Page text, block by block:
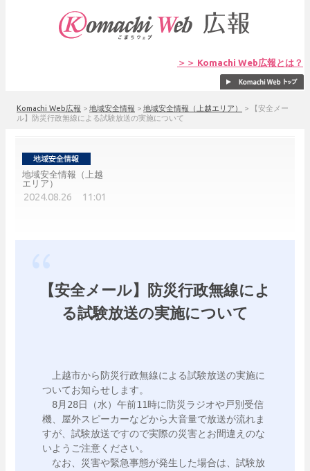
＞＞ Komachi Web広報とは？
Komachi Web広報 > 地域安全情報 > 地域安全情報（上越エリア） >
【安全メー
ル】防災行政無線による試験放送の実施について
地域安全情報（上越
エリア）
2024.08.26 11:01
【安全メール】防災行政無線によ
る試験放送の実施について
上越市から防災行政無線による試験放送の実施に
ついてお知らせします。
8月28日（水）午前11時に防災ラジオや戸別受信
機、屋外スピーカーなどから大音量で放送が流れま
すが、試験放送ですので実際の災害とお間違えのな
いようご注意ください。
なお、災害や緊急事態が発生した場合は、試験放